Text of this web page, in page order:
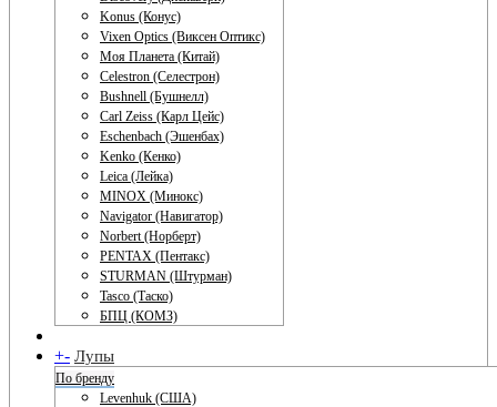
Konus (Конус)
Vixen Optics (Виксен Оптикс)
Моя Планета (Китай)
Celestron (Селестрон)
Bushnell (Бушнелл)
Carl Zeiss (Карл Цейс)
Eschenbach (Эшенбах)
Kenko (Кенко)
Leica (Лейка)
MINOX (Минокс)
Navigator (Навигатор)
Norbert (Норберт)
PENTAX (Пентакс)
STURMAN (Штурман)
Tasco (Таско)
БПЦ (КОМЗ)
+- Лупы
По бренду
Levenhuk (США)